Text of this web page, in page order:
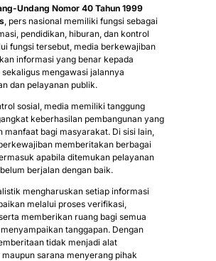
Undang Nomor 40 Tahun 1999
, pers nasional memiliki fungsi sebagai
pendidikan, hiburan, dan kontrol
fungsi tersebut, media berkewajiban
informasi yang benar kepada
mengawasi jalannya
dan pelayanan publik.
sosial, media memiliki tanggung
keberhasilan pembangunan yang
manfaat bagi masyarakat. Di sisi lain,
memberitakan berbagai
apabila ditemukan pelayanan
berjalan dengan baik.
mengharuskan setiap informasi
melalui proses verifikasi,
memberikan ruang bagi semua
tanggapan. Dengan
tidak menjadi alat
maupun sarana menyerang pihak